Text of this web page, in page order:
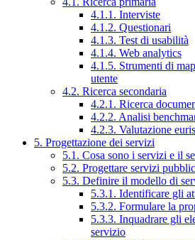
4.1.1. Interviste
4.1.2. Questionari
4.1.3. Test di usabilità
4.1.4. Web analytics
4.1.5. Strumenti di
utente
4.2. Ricerca secondaria
4.2.1. Ricerca
4.2.2. Analisi
4.2.3. Valutazione
5. Progettazione dei servizi
5.1. Cosa sono i servizi e il
5.2. Progettare servizi
5.3. Definire il modello di
5.3.1. Identificare gli
5.3.2. Formulare la
5.3.3. Inquadrare gli
servizio